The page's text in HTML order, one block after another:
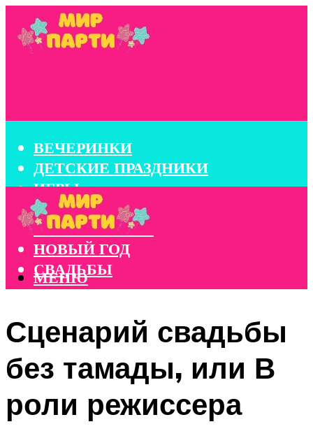
ВЕЧЕРИНКИ
ДЕТСКИЕ ПРАЗДНИКИ
ИГРЫ
КОНКУРСЫ
КОРПОРАТИВЫ
НОВЫЙ ГОД
СВАДЬБЫ
МЕНЮ
Сценарий свадьбы
без тамады, или В
роли режиссера